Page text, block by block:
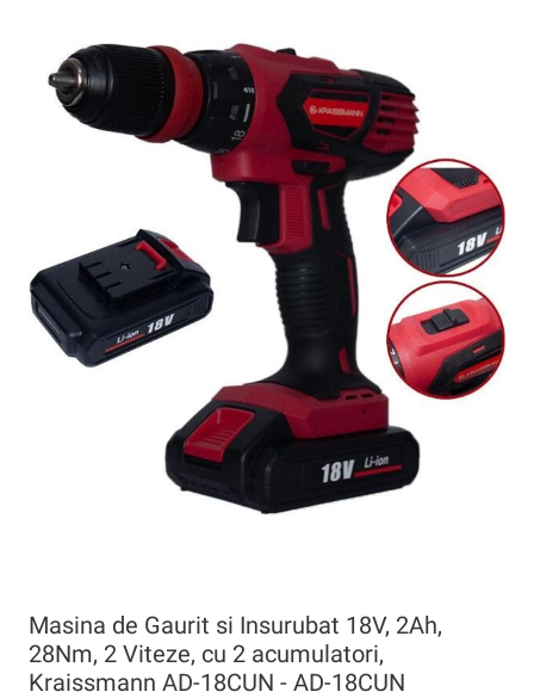
Masina de Gaurit si Insurubat 18V, 2Ah,
28Nm, 2 Viteze, cu 2 acumulatori,
Kraissmann AD-18CUN - AD-18CUN